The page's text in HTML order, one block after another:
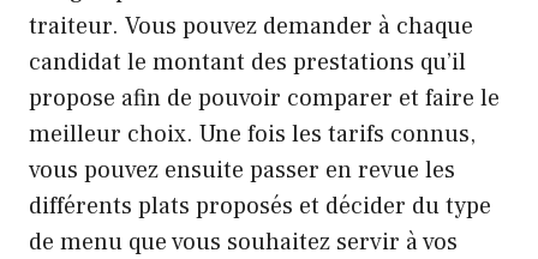
traiteur. Vous pouvez demander à chaque
candidat le montant des prestations qu’il
propose afin de pouvoir comparer et faire le
meilleur choix. Une fois les tarifs connus,
vous pouvez ensuite passer en revue les
différents plats proposés et décider du type
de menu que vous souhaitez servir à vos